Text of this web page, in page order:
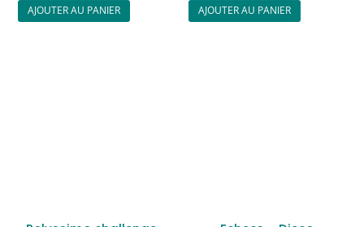
AJOUTER AU PANIER AJOUTER AU PANIER